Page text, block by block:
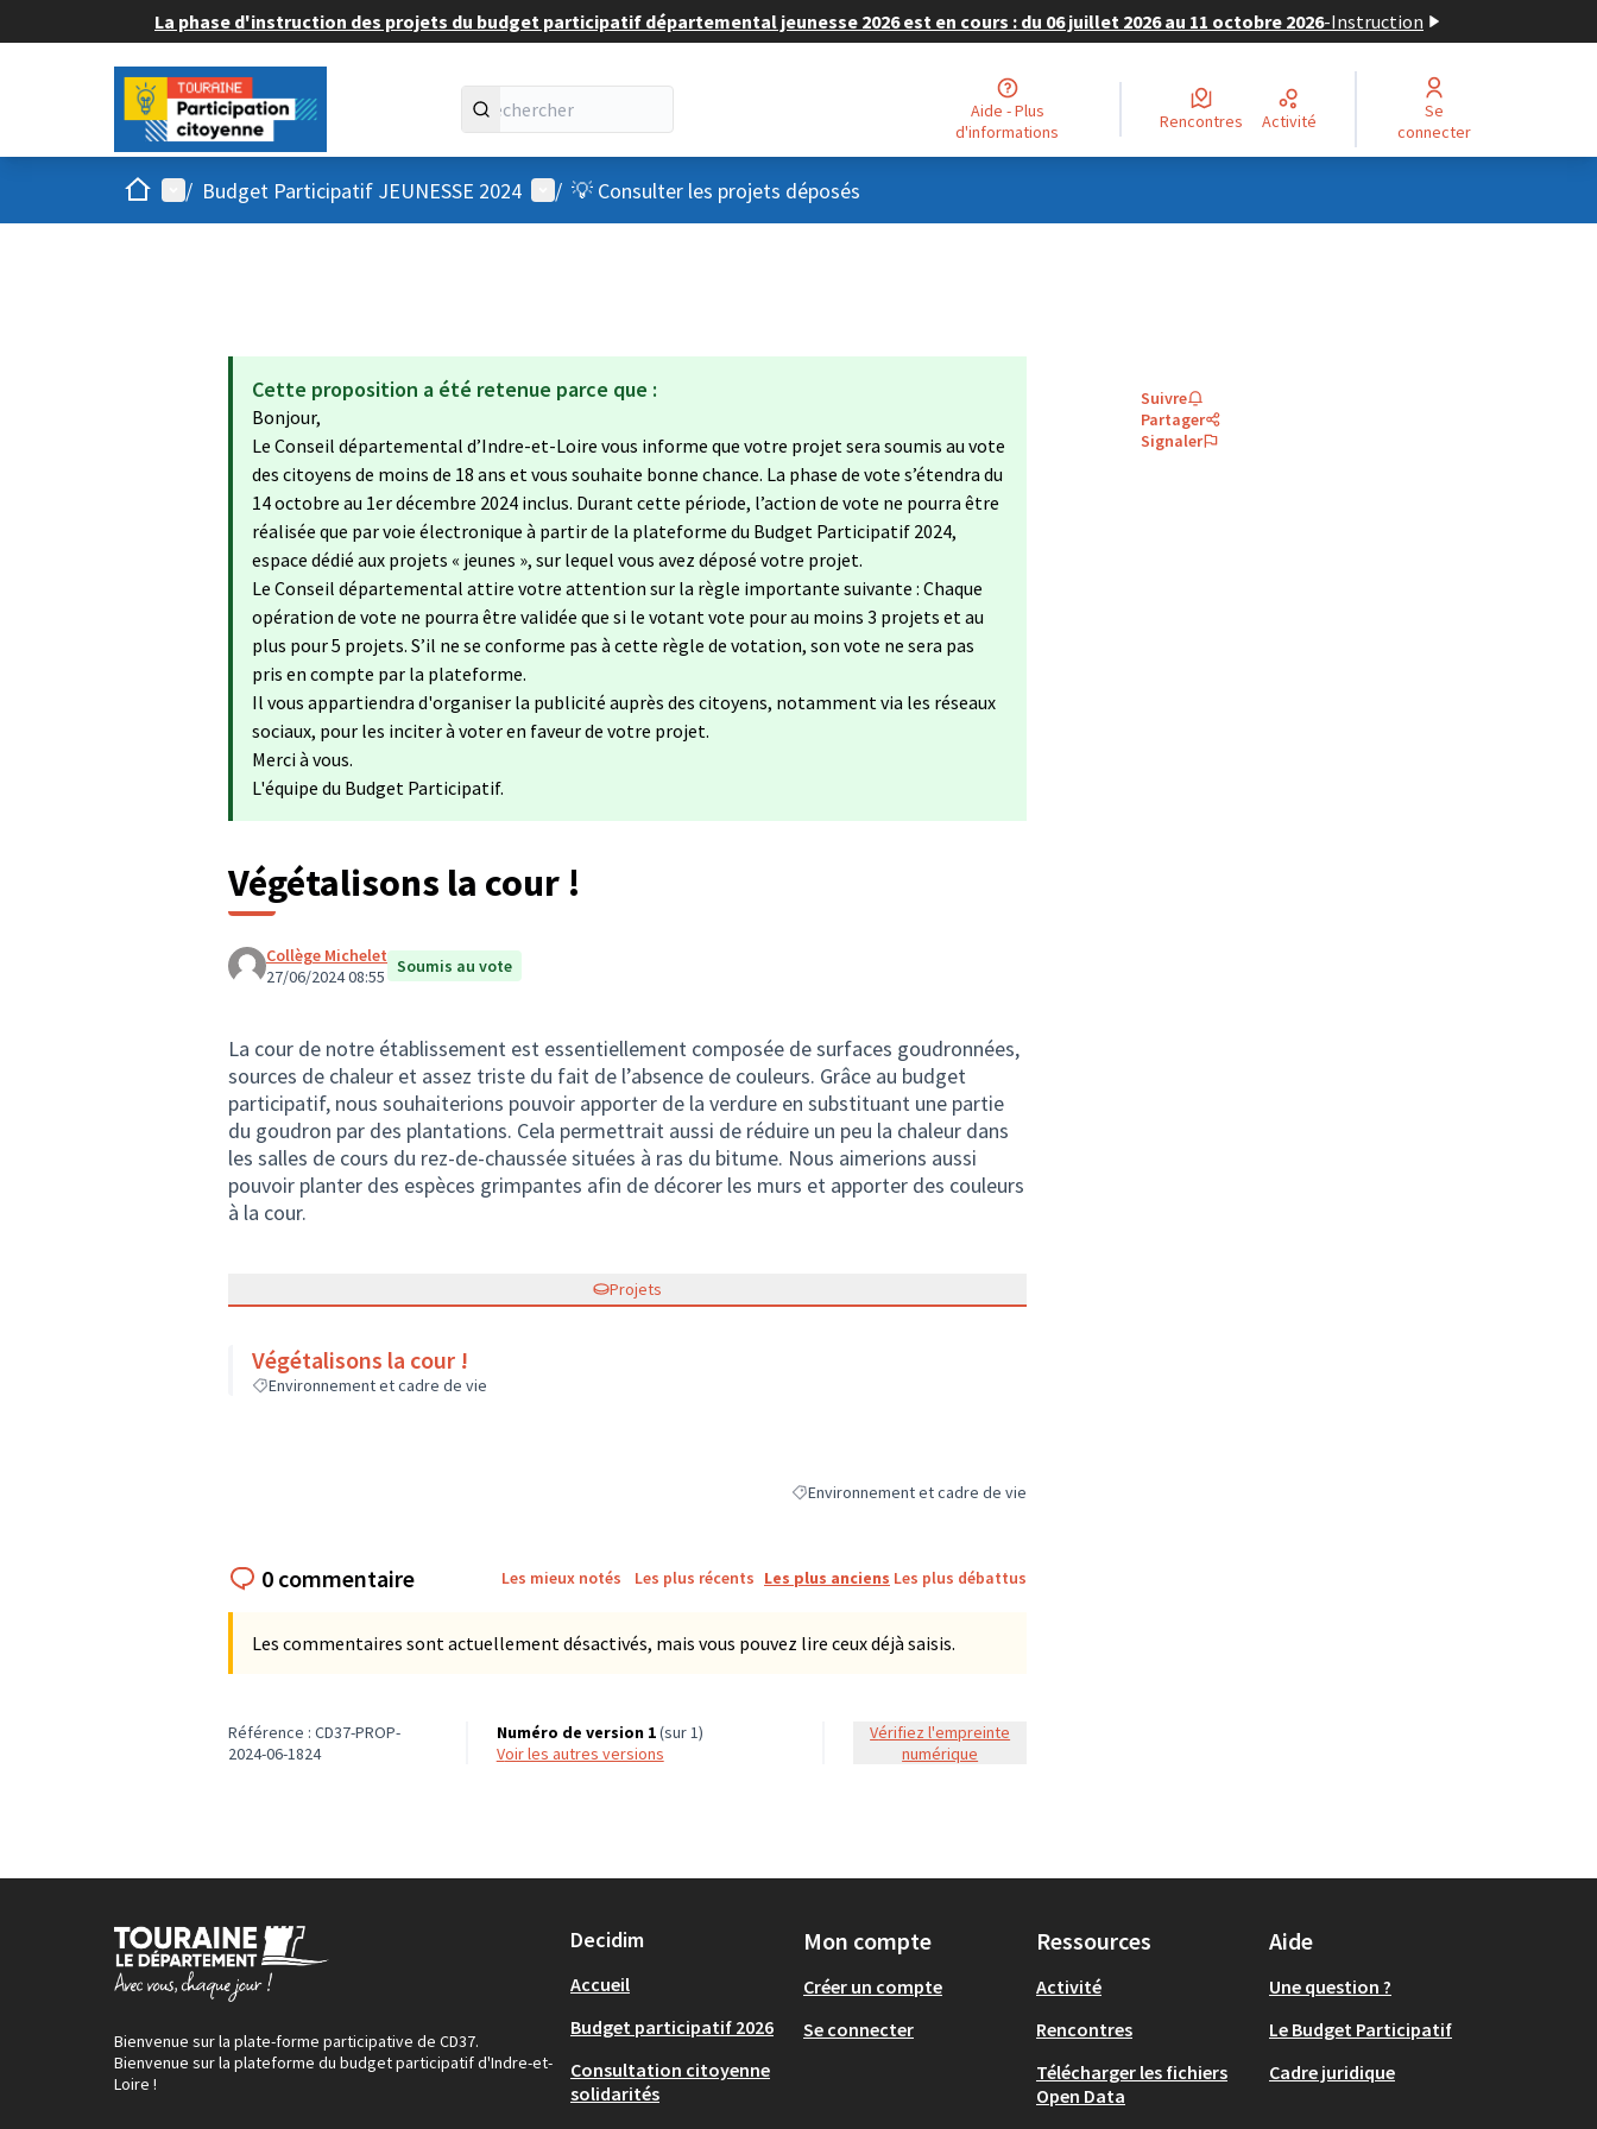
La phase d'instruction des projets du budget participatif départemental jeunesse 2026 est en cours : du 06 juillet 2026 au 11 octobre 2026-Instruction
Aide - Plus
d'informations
Rencontres Activité
Se
connecter
AccueilMenu principal
/ Budget Participatif JEUNESSE 2024 Menu utilisateur
/ 💡 Consulter les projets déposés
Cette proposition a été retenue parce que :
Bonjour,
Le Conseil départemental d’Indre-et-Loire vous informe que votre projet sera soumis au vote
des citoyens de moins de 18 ans et vous souhaite bonne chance. La phase de vote s’étendra du
14 octobre au 1er décembre 2024 inclus. Durant cette période, l’action de vote ne pourra être
réalisée que par voie électronique à partir de la plateforme du Budget Participatif 2024,
espace dédié aux projets « jeunes », sur lequel vous avez déposé votre projet.
Le Conseil départemental attire votre attention sur la règle importante suivante : Chaque
opération de vote ne pourra être validée que si le votant vote pour au moins 3 projets et au
plus pour 5 projets. S’il ne se conforme pas à cette règle de votation, son vote ne sera pas
pris en compte par la plateforme.
Il vous appartiendra d'organiser la publicité auprès des citoyens, notamment via les réseaux
sociaux, pour les inciter à voter en faveur de votre projet.
Merci à vous.
L'équipe du Budget Participatif.
Végétalisons la cour !
Collège Michelet
27/06/2024 08:55
Soumis au vote
La cour de notre établissement est essentiellement composée de surfaces goudronnées,
sources de chaleur et assez triste du fait de l’absence de couleurs. Grâce au budget
participatif, nous souhaiterions pouvoir apporter de la verdure en substituant une partie
du goudron par des plantations. Cela permettrait aussi de réduire un peu la chaleur dans
les salles de cours du rez-de-chaussée situées à ras du bitume. Nous aimerions aussi
pouvoir planter des espèces grimpantes afin de décorer les murs et apporter des couleurs
à la cour.
Projets
Végétalisons la cour !
Environnement et cadre de vie
Filtrer les résultats de la catégorie : Environnement et cadre de vie
Environnement et cadre de vie
Suivre
Partager
Signaler
0 commentaire Les mieux notés Les plus récents Les plus anciens Les plus débattus
Les commentaires sont actuellement désactivés, mais vous pouvez lire ceux déjà saisis.
Référence : CD37-PROP-
2024-06-1824
Numéro de version 1(sur 1)
voir les autres versions
Vérifiez l'empreinte
numérique
Bienvenue sur la plate-forme participative de CD37.
Bienvenue sur la plateforme du budget participatif d'Indre-et-
Loire !
Decidim
Accueil
Budget participatif 2026
Consultation citoyenne
solidarités
Mon compte
Créer un compte
Se connecter
Ressources
Activité
Rencontres
Télécharger les fichiers
Open Data
Aide
Une question ?
Le Budget Participatif
Cadre juridique